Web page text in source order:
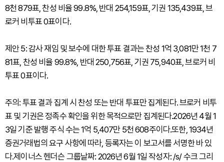
8천 879표, 찬성 비율 99.8%, 반대 254,159표, 기권 135,439표, 브
로커 비투표 0표이다.
제안 5: 감사 재임 및 보수에 대한 투표 결과는 찬성 1억 3,081만 1천 7
81표, 찬성 비율 99.8%, 반대 250,756표, 기권 75,940표, 브로커 비
투표 0표이다.
주의: 투표 결과 집계 시 찬성 또는 반대 투표만 집계된다. 브로커 비투
표 및 기권은 정족수 확인을 위한 목적으로만 집계된다.2026년 4월 1
3일 기준 발행 주식 수는 1억 5,407만 5천 608주이다.또한, 1934년
증권거래법의 요구 사항에 따라, 등록자는 이 보고서를 서명한 바 있
다.제이너스 헨더슨 그룹날짜: 2026년 6월 1일 작성자: /s/ 수크 그리